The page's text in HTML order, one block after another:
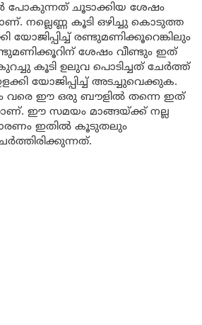
പോകുന്നത് ചൂടാക്കിയ ശേഷം
നല്ലെണ്ണ കൂടി ഒഴിച്ചു കൊടുത്ത
യോജിപ്പിച്ച് രണ്ടുമണിക്കൂറെങ്കിലും
ശേഷം വീണ്ടും ഇത്
കൂടി ഉലുവ പൊടിച്ചത് ചേർത്ത്
യോജിപ്പിച്ച് അടച്ചുവെക്കുക.
വരെ ഈ ഒരു ബൗളിൽ തന്നെ ഇത്
ഈ സമയം മാങ്ങയ്ക്ക് നല്ല
ഇതിൽ കൂടുതലും